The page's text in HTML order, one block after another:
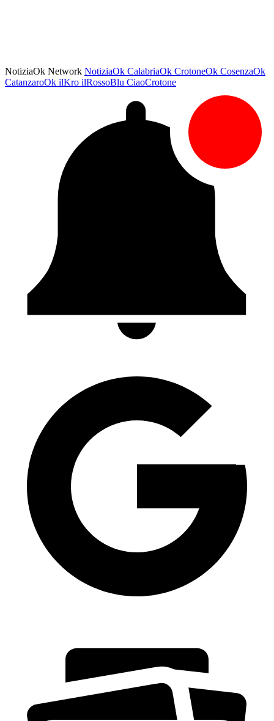
NotiziaOk Network NotiziaOk CalabriaOk CrotoneOk CosenzaOk
CatanzaroOk ilKro ilRossoBlu CiaoCrotone